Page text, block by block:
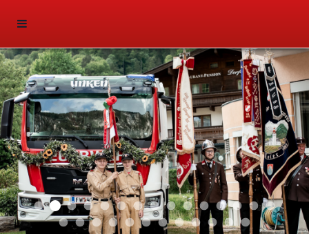
Aktuell 046
Aktuell 047
Start 011Aktuell 044
Aktuell 043
Aktuell 041
Aktuell 042
Aktuell 035
Aktuell 031
Aktuell 032
Aktuell 033
Aktuell 029
Aktuell 027
Aktuell 026
Start
Aktuell 024
Aktuell 019
Auto 010Start 010Start 002
Auto 002
Auto 009Auto 006Start 008
Start 005Start 003Start 006